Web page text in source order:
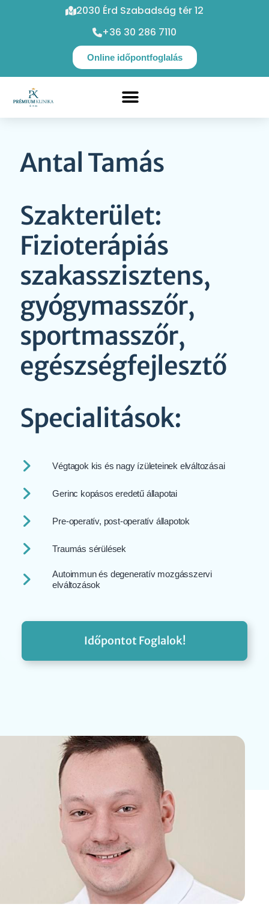
2030 Érd Szabadság tér 12
+36 30 286 7110
Online időpontfoglalás
Antal Tamás
Szakterület:
Fizioterápiás
szakasszisztens,
gyógymasszőr,
sportmasszőr,
egészségfejlesztő
Specialitások:
Végtagok kis és nagy ízületeinek elváltozásai
Gerinc kopásos eredetű állapotai
Pre-operatív, post-operatív állapotok
Traumás sérülések
Autoimmun és degeneratív mozgásszervi
elváltozások
Időpontot Foglalok!